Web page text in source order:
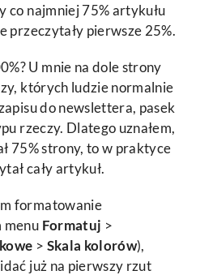
co najmniej 75% artykułu
przeczytały pierwsze 25%.
U mnie na dole strony
których ludzie normalnie
do newslettera, pasek
rzeczy. Dlatego uznałem,
75% strony, to w praktyce
cały artykuł.
formatowanie
menu Formatuj >
> Skala kolorów),
już na pierwszy rzut